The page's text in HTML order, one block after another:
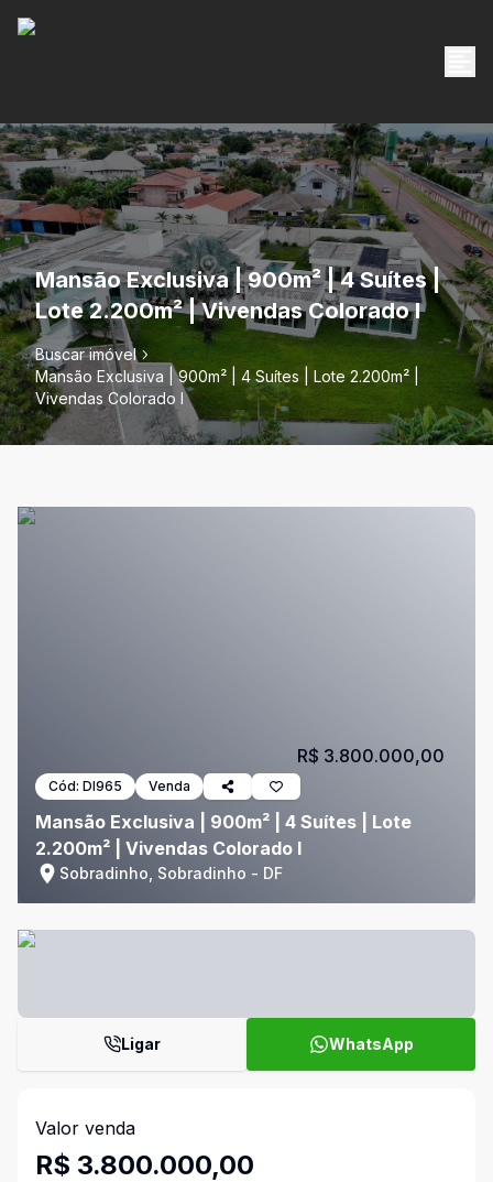
Mansão Exclusiva | 900m² | 4 Suítes |
Lote 2.200m² | Vivendas Colorado I
Buscar imóvel
Mansão Exclusiva | 900m² | 4 Suítes | Lote 2.200m² |
Vivendas Colorado I
Cód: DI965 Venda
Mansão Exclusiva | 900m² | 4 Suítes | Lote
2.200m² | Vivendas Colorado I
Sobradinho, Sobradinho - DF
R$ 3.800.000,00
Ligar WhatsApp
Valor venda
R$ 3.800.000,00